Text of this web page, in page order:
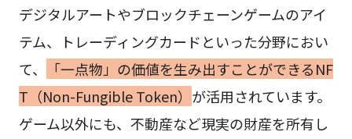
デジタルアートやブロックチェーンゲームのアイ
テム、トレーディングカードといった分野におい
て、
「一点物」の価値を生み出すことができるNF
T（Non-Fungible Token） が活用されています。
ゲーム以外にも、不動産など現実の財産を所有し